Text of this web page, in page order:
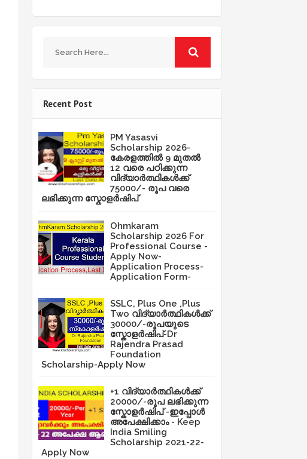
Recent Post
PM Yasasvi
Scholarship 2026-
കേരളത്തിൽ 9 മുതൽ
12 വരെ പഠിക്കുന്ന
വിദ്യാർത്ഥികൾക്ക്
75000/- രൂപ വരെ
ലഭിക്കുന്ന സ്കോളർഷിപ്
Ohmkaram
Scholarship 2026 For
Professional Course -
Apply Now-
Application Process-
Application Form-
SSLC, Plus One ,Plus
Two വിദ്യാർത്ഥികൾക്ക്
30000/-രൂപയുടെ
സ്കോളർഷിപ്-Dr
Rajendra Prasad
Foundation
Scholarship-Apply Now
+1 വിദ്യാർത്ഥികൾക്ക്
20000/-രൂപ ലഭിക്കുന്ന
സ്കോളർഷിപ് -ഇപ്പോൾ
അപേക്ഷിക്കാം - Keep
India Smiling
Scholarship 2021-22-
Apply Now